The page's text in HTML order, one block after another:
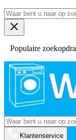
Populaire
Klantenservice